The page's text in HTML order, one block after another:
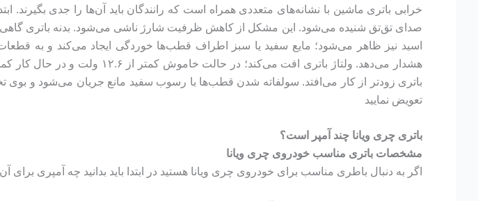
خرابی باتری ماشین با نشانه‌های متعددی همراه است که رانندگان باید آن‌ها را جدی
صدای تق‌تق شنیده می‌شود. این مشکل از کاهش ظرفیت شارژ ناشی می‌شود. بدنه باتری
اسید نیز ظاهر می‌شود؛ مایع سفید یا سبز اطراف قطب‌ها خوردگی ایجاد می‌کند و به
تعویض نمایید
باتری چری ویانا چند آمپر است؟
مشخصات باتری مناسب خودروی چری ویانا
اگر به دنبال باطری مناسب برای خودروی چری ویانا هستید در ابتدا باید بدانید چه آمپری